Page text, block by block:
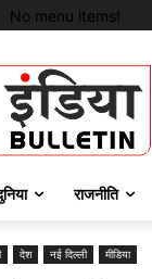
No menu items!
राजनीति
देश नई दिल्ली मीडिया